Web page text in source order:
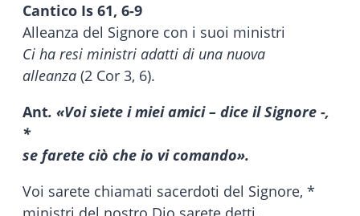
Cantico Is 61, 6-9
Alleanza del Signore con i suoi ministri
Ci ha resi ministri adatti di una nuova
alleanza (2 Cor 3, 6).
Ant. «Voi siete i miei amici – dice il Signore -,
*
se farete ciò che io vi comando».
Voi sarete chiamati sacerdoti del Signore, *